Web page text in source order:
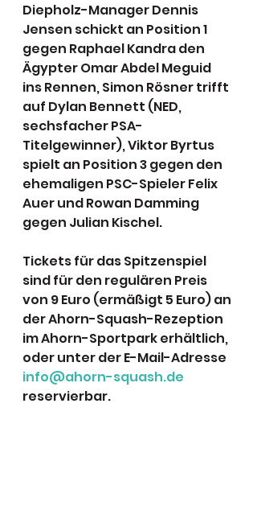
Diepholz-Manager Dennis
Jensen schickt an Position 1
gegen Raphael Kandra den
Ägypter Omar Abdel Meguid
ins Rennen, Simon Rösner trifft
auf Dylan Bennett (NED,
sechsfacher PSA-
Titelgewinner), Viktor Byrtus
spielt an Position 3 gegen den
ehemaligen PSC-Spieler Felix
Auer und Rowan Damming
gegen Julian Kischel.
Tickets für das Spitzenspiel
sind für den regulären Preis
von 9 Euro (ermäßigt 5 Euro) an
der Ahorn-Squash-Rezeption
im Ahorn-Sportpark erhältlich,
oder unter der E-Mail-Adresse
info@ahorn-squash.de
reservierbar.